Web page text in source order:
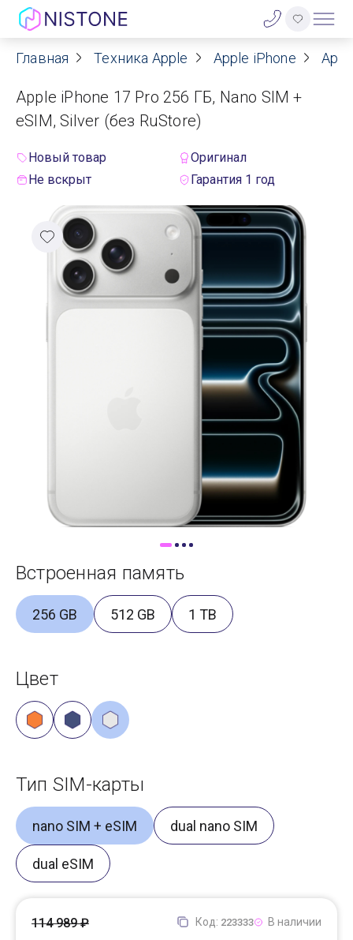
Акции
О нас
Договор оферты
Реквизиты
Контакты
Гарантия
Главная Техника Apple Apple iPhone
Apple iPhone 17 Pro 256 ГБ, Nano SIM +
eSIM, Silver (без RuStore)
Новый товар
Оригинал
Не вскрыт
Гарантия 1 год
Встроенная память
256 GB 512 GB 1 TB
Цвет
Тип SIM-карты
nano SIM + eSIM dual nano SIM
dual eSIM
Код: 223333 В наличии
114 989 ₽